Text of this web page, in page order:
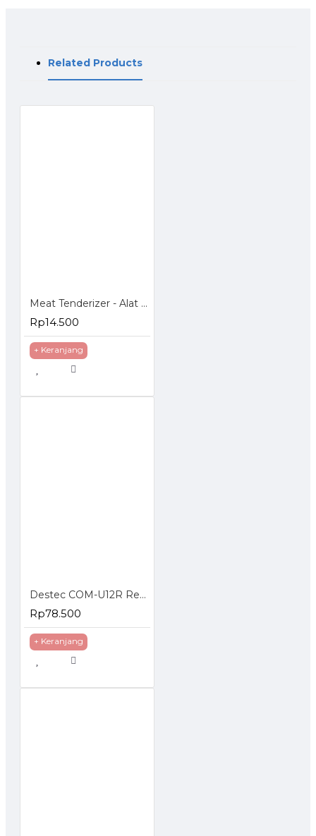
Related Products
Meat Tenderizer - Alat Pelunak Daging
Rp14.500
+ Keranjang
Destec COM-U12R Regulator Gas dengan Pengaman Ganda
Rp78.500
+ Keranjang